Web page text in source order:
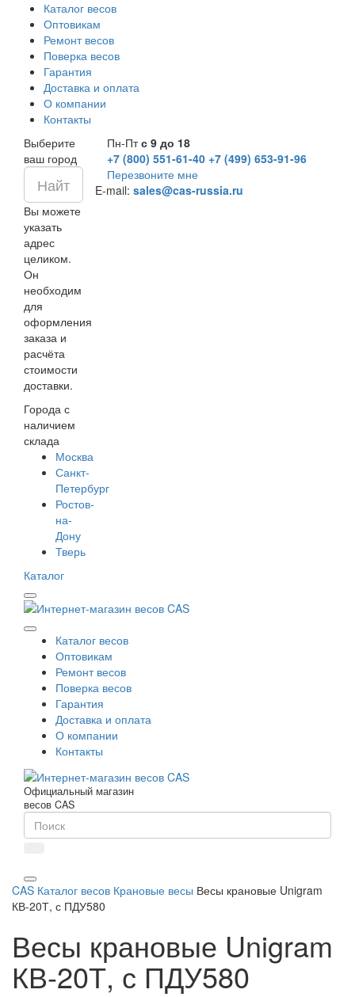
Каталог весов
Оптовикам
Ремонт весов
Поверка весов
Гарантия
Доставка и оплата
О компании
Контакты
Выберите
ваш город
Вы можете
указать
адрес
целиком.
Он
необходим
для
оформления
заказа и
расчёта
стоимости
доставки.
Города с
наличием
склада
Москва
Санкт-
Петербург
Ростов-
на-
Дону
Тверь
Пн-Птс 9 до 18
+7 (800) 551-61-40 +7 (499) 653-91-96
Перезвоните мне
E-mail: sales@cas-russia.ru
Каталог
Каталог весов
Оптовикам
Ремонт весов
Поверка весов
Гарантия
Доставка и оплата
О компании
Контакты
Официальный магазин
весов CAS
CAS Каталог весов Крановые весы Весы крановые Unigram
КВ-20Т, с ПДУ580
Весы крановые Unigram
КВ-20Т, с ПДУ580